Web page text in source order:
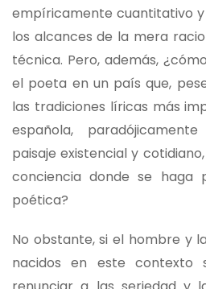
empíricamente cuantitativo
los alcances de la mera
técnica. Pero, además,
el poeta en un país que,
las tradiciones líricas más
española,
paisaje existencial y
conciencia donde se haga
poética?
No obstante, si el hombre y
nacidos en este contexto